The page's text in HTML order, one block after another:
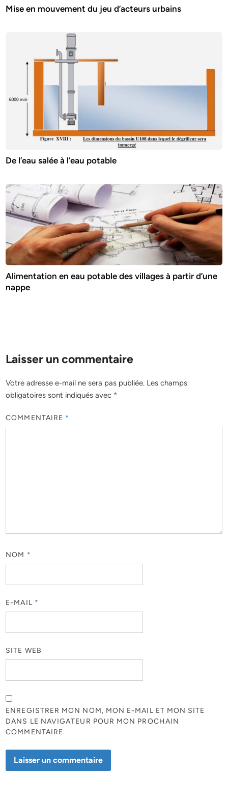
Mise en mouvement du jeu d’acteurs urbains
De l’eau salée à l’eau potable
Alimentation en eau potable des villages à partir d’une
nappe
Laisser un commentaire
Votre adresse e-mail ne sera pas publiée. Les champs
obligatoires sont indiqués avec *
COMMENTAIRE *
NOM *
E-MAIL *
SITE WEB
ENREGISTRER MON NOM, MON E-MAIL ET MON SITE
DANS LE NAVIGATEUR POUR MON PROCHAIN
COMMENTAIRE.